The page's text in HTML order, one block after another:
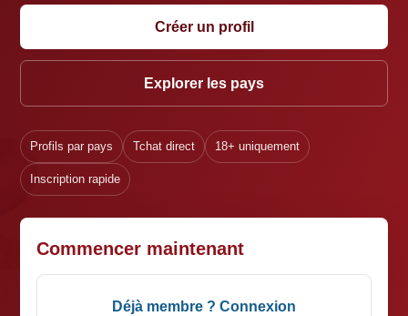
Créer un profil
Explorer les pays
Profils par pays Tchat direct 18+ uniquement
Inscription rapide
Commencer maintenant
Déjà membre ? Connexion